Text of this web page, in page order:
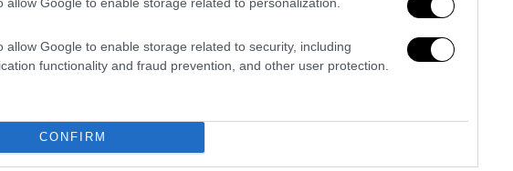
allow Google to enable storage related to security, including
functionality and fraud prevention, and other user protection.
CONFIRM